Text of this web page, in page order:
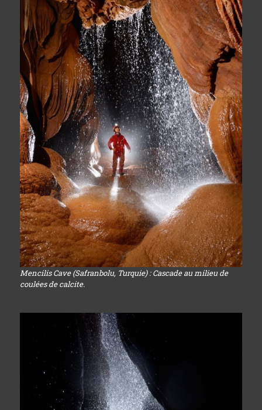
Mencilis Cave (Safranbolu, Turquie) : Cascade au milieu de
coulées de calcite.